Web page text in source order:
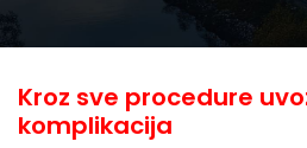
Kroz sve procedure
komplikacija